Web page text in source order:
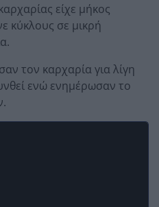
είχε μήκος
κύκλους σε μικρή
τον καρχαρία για λίγη
ενώ ενημέρωσαν το